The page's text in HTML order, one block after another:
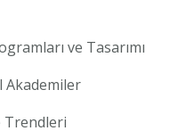
ve Tasarımı
Akademiler
Trendleri